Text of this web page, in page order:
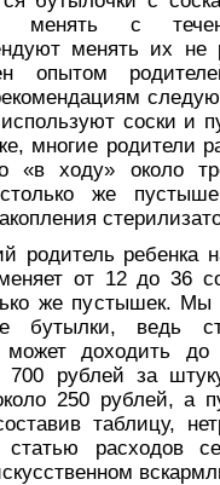
менять с
менять их
опытом
соски и
многие родители
«в ходу» около
же
родитель ребенка
от 12 до 36
же пустышек. Мы
бутылки, ведь
может доходить
700 рублей за
250 рублей, а
таблицу,
статью расходов